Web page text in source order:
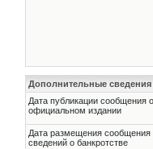
Дополнительные сведения
Дата публикации сообщения
официальном издании
Дата размещения
сведений о банкротстве